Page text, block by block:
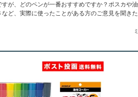
が、どのペンが一番おすすめですか？ポスカや
ど、実際に使ったことがある方のご意見を聞きた